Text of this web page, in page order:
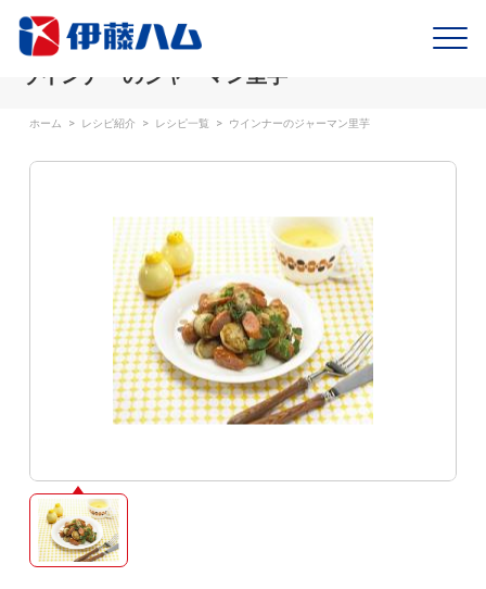
ウインナーのジャーマン里芋
ホーム > レシピ紹介 > レシピ一覧 > ウインナーのジャーマン里芋